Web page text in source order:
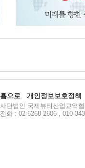
홈으로 개인정보보호정책
사단법인 국제뷰티산업교역
전화 : 02-6268-2606 , 010-